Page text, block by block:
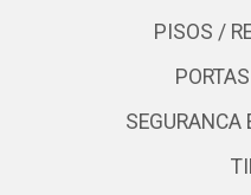
PISOS /
SEGURANCA